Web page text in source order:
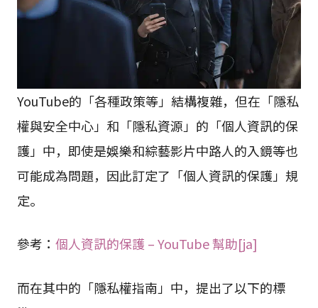
YouTube的「各種政策等」結構複雜，但在「隱私
權與安全中心」和「隱私資源」的「個人資訊的保
護」中，即使是娛樂和綜藝影片中路人的入鏡等也
可能成為問題，因此訂定了「個人資訊的保護」規
定。
參考： 個人資訊的保護 – YouTube 幫助[ja]
而在其中的「隱私權指南」中，提出了以下的標